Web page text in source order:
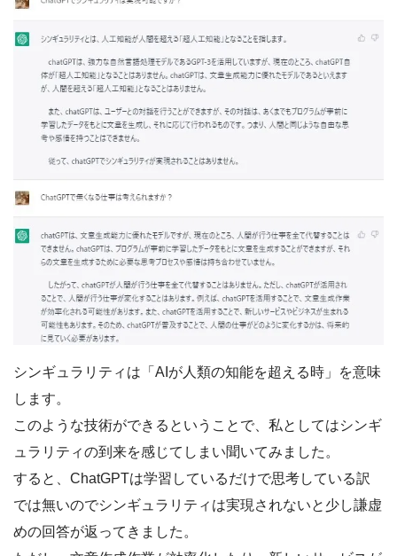
シンギュラリティは「AIが人類の知能を超える時」を意味
します。
このような技術ができるということで、私としてはシンギ
ュラリティの到来を感じてしまい聞いてみました。
すると、ChatGPTは学習しているだけで思考している訳
では無いのでシンギュラリティは実現されないと少し謙虚
めの回答が返ってきました。